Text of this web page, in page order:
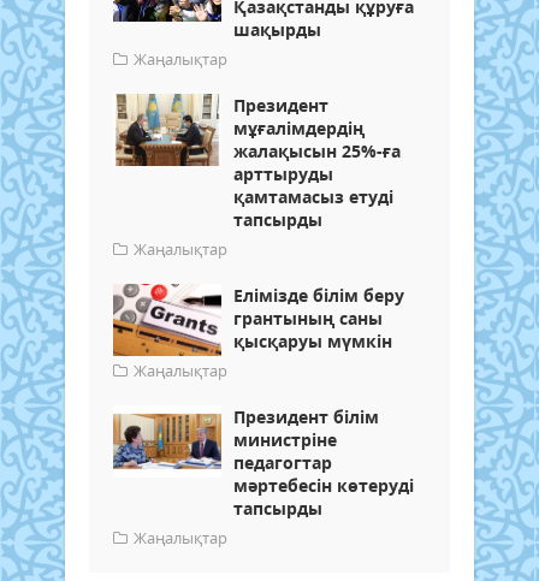
Қазақстанды құруға
шақырды
Жаңалықтар
Президент
мұғалімдердің
жалақысын 25%-ға
арттыруды
қамтамасыз етуді
тапсырды
Жаңалықтар
Елімізде білім беру
грантының саны
қысқаруы мүмкін
Жаңалықтар
Президент білім
министріне
педагогтар
мәртебесін көтеруді
тапсырды
Жаңалықтар